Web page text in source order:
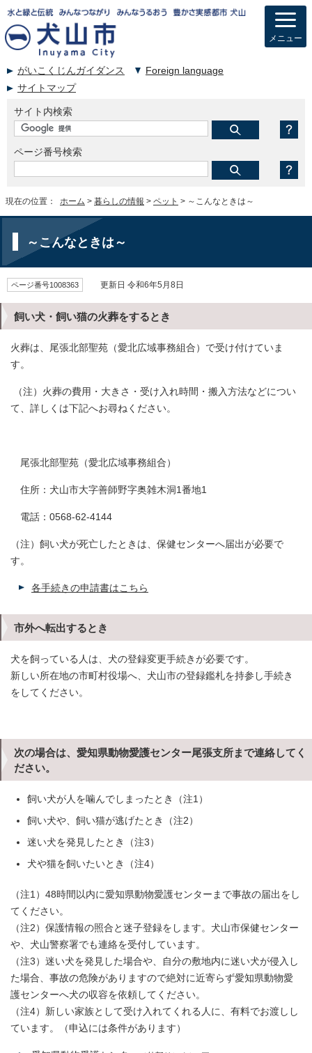
がいこくじんガイダンス
Foreign language
サイトマップ
サイト内検索
ページ番号検索
メニュー
現在の位置： ホーム > 暮らしの情報 > ペット > ～こんなときは～
～こんなときは～
ページ番号1008363 更新日 令和6年5月8日
飼い犬・飼い猫の火葬をするとき
火葬は、尾張北部聖苑（愛北広域事務組合）で受け付けていま
す。
（注）火葬の費用・大きさ・受け入れ時間・搬入方法などについ
て、詳しくは下記へお尋ねください。
尾張北部聖苑（愛北広域事務組合）
住所：犬山市大字善師野字奥雑木洞1番地1
電話：0568-62-4144
（注）飼い犬が死亡したときは、保健センターへ届出が必要で
す。
各手続きの申請書はこちら
市外へ転出するとき
犬を飼っている人は、犬の登録変更手続きが必要です。
新しい所在地の市町村役場へ、犬山市の登録鑑札を持参し手続き
をしてください。
次の場合は、愛知県動物愛護センター尾張支所まで連絡してく
ださい。
飼い犬が人を噛んでしまったとき（注1）
飼い犬や、飼い猫が逃げたとき（注2）
迷い犬を発見したとき（注3）
犬や猫を飼いたいとき（注4）
（注1）48時間以内に愛知県動物愛護センターまで事故の届出をし
てください。
（注2）保護情報の照合と迷子登録をします。犬山市保健センター
や、犬山警察署でも連絡を受付しています。
（注3）迷い犬を発見した場合や、自分の敷地内に迷い犬が侵入し
た場合、事故の危険がありますので絶対に近寄らず愛知県動物愛
護センターへ犬の収容を依頼してください。
（注4）新しい家族として受け入れてくれる人に、有料でお渡しし
ています。（申込には条件があります）